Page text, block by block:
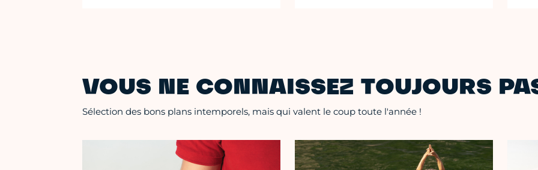
VOUS NE CONNAISSEZ TOUJOURS
Sélection des bons plans intemporels, mais qui valent le coup toute l'année !